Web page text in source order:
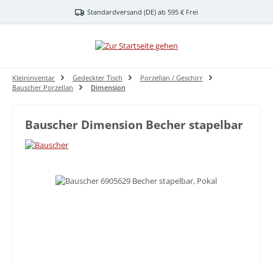
Zum Hauptinhalt springenStandardversand (DE) ab 595 € Frei
Kleininventar Gedeckter Tisch
Porzellan / Geschirr
Bauscher Porzellan
Dimension
Bauscher Dimension Becher stapelbar
Bildergalerie überspringen